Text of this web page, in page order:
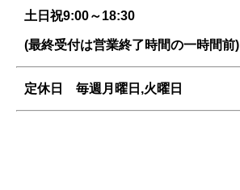
土日祝9:00～18:30
(最終受付は営業終了時間の一時間前)
定休日 毎週 月曜日,火曜日